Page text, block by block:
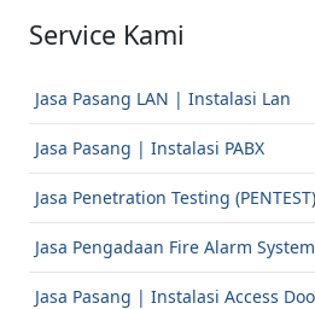
Service Kami
Jasa Pasang LAN | Instalasi Lan
Jasa Pasang | Instalasi PABX
Jasa Penetration Testing (PENTEST)
Jasa Pengadaan Fire Alarm System
Jasa Pasang | Instalasi Access